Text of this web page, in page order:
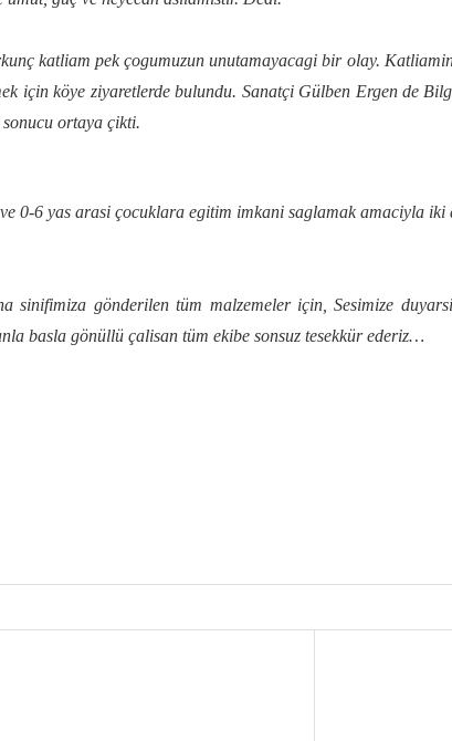
katliam pek çogumuzun unutamayacagi bir olay.
için köye ziyaretlerde bulundu. Sanatçi Gülben Ergen de
ortaya çikti.
0-6 yas arasi çocuklara egitim imkani saglamak amaciyla
sinifimiza gönderilen tüm malzemeler için, Sesimize
basla gönüllü çalisan tüm ekibe sonsuz tesekkür ederiz…